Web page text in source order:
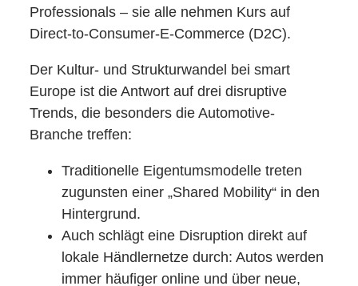
Professionals – sie alle nehmen Kurs auf
Direct-to-Consumer-E-Commerce (D2C).
Der Kultur- und Strukturwandel bei smart
Europe ist die Antwort auf drei disruptive
Trends, die besonders die Automotive-
Branche treffen:
Traditionelle Eigentumsmodelle treten
zugunsten einer „Shared Mobility“ in den
Hintergrund.
Auch schlägt eine Disruption direkt auf
lokale Händlernetze durch: Autos werden
immer häufiger online und über neue,